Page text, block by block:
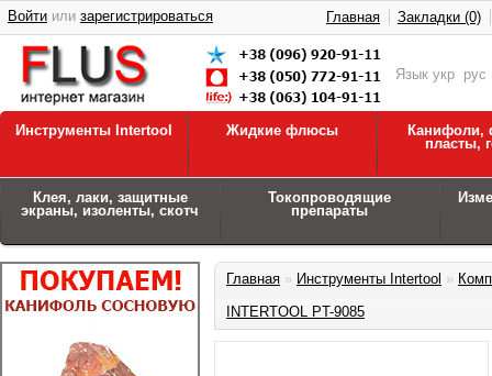
Язык укр рус
Войти или зарегистрироваться Главная Закладки (0)
Инструменты Intertool Жидкие флюсы
Канифоли,
пласты,
Клея, лаки, защитные
экраны, изоленты, скотч
Токопроводящие
препараты
Главная » Инструменты Intertool »
INTERTOOL PT-9085